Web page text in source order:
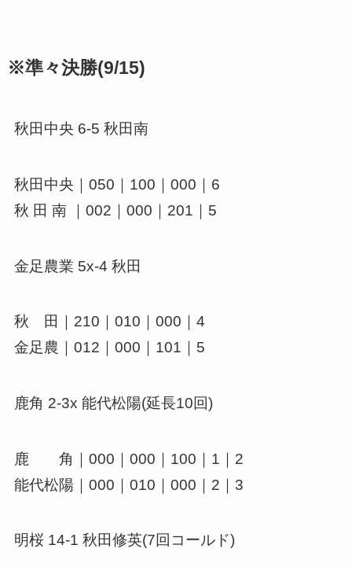
※準々決勝(9/15)
秋田中央 6-5 秋田南
秋田中央｜050｜100｜000｜6
秋 田 南 ｜002｜000｜201｜5
金足農業 5x-4 秋田
秋 田｜210｜010｜000｜4
金足農｜012｜000｜101｜5
鹿角 2-3x 能代松陽(延長10回)
鹿 角｜000｜000｜100｜1｜2
能代松陽｜000｜010｜000｜2｜3
明桜 14-1 秋田修英(7回コールド)